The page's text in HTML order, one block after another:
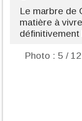
Le marbre de
matière à
Photo : 5 / 12